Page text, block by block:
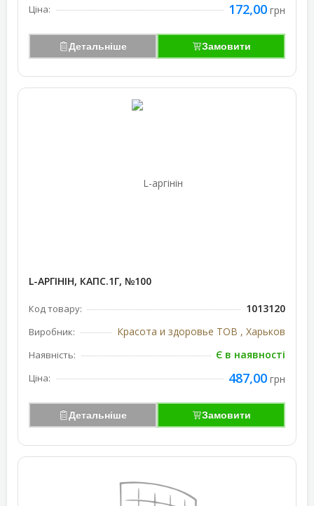
Ціна: 172,00 грн
Детальніше Замовити
L-АРГІНІН, КАПС.1Г, №100
Код товару: 1013120
Виробник: Красота и здоровье ТОВ , Харьков
Наявність: Є в наявності
Ціна: 487,00 грн
Детальніше Замовити